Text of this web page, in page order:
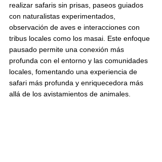
realizar safaris sin prisas, paseos guiados
con naturalistas experimentados,
observación de aves e interacciones con
tribus locales como los masai. Este enfoque
pausado permite una conexión más
profunda con el entorno y las comunidades
locales, fomentando una experiencia de
safari más profunda y enriquecedora más
allá de los avistamientos de animales.